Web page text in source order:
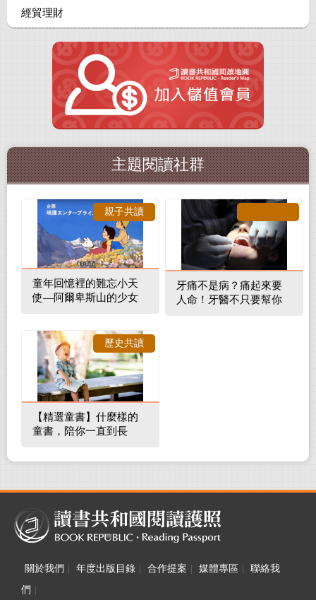
經貿理財
主題閱讀社群
童年回憶裡的難忘小天
使—阿爾卑斯山的少女
親子共讀
牙痛不是病？痛起來要
人命！牙醫不只要幫你
【精選童書】什麼樣的
童書，陪你一直到長
歷史共讀
關於我們 年度出版目錄 合作提案 媒體專區
聯絡我
們